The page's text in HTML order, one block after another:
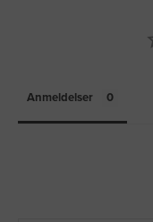
Anmeldelser